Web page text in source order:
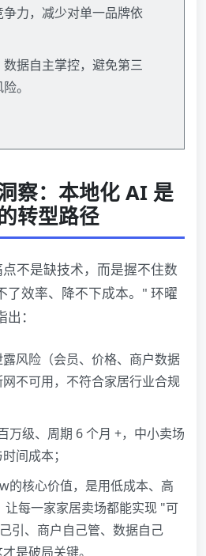
力，减少对单一品牌依
据自主掌控，避免第三
。
察：本地化 AI 是
转型路径
不是缺技术，而是握不住数
了效率、降不下成本。" 环曜
：
风险（会员、价格、商户数据
不可用，不符合家居行业合规
万级、周期 6 个月 +，中小卖场
间成本；
的核心价值，是用低成本、高
让每一家家居卖场都能实现 "可
、商户自己管、数据自己
是破局关键。